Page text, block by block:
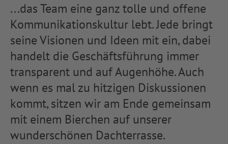
...das Team eine ganz tolle und offene
Kommunikationskultur lebt. Jede bringt
seine Visionen und Ideen mit ein, dabei
handelt die Geschäftsführung immer
transparent und auf Augenhöhe. Auch
wenn es mal zu hitzigen Diskussionen
kommt, sitzen wir am Ende gemeinsam
mit einem Bierchen auf unserer
wunderschönen Dachterrasse.